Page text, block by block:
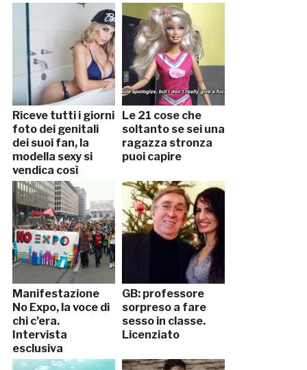
Riceve tutti i giorni
foto dei genitali
dei suoi fan, la
modella sexy si
vendica così
Le 21 cose che
soltanto se sei una
ragazza stronza
puoi capire
Manifestazione
No Expo, la voce di
chi c’era.
Intervista
esclusiva
VNews24
GB: professore
sorpreso a fare
sesso in classe.
Licenziato